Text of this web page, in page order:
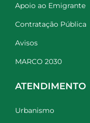
Apoio ao Emigrante
Contratação Pública
Avisos
MARCO 2030
ATENDIMENTO
Urbanismo